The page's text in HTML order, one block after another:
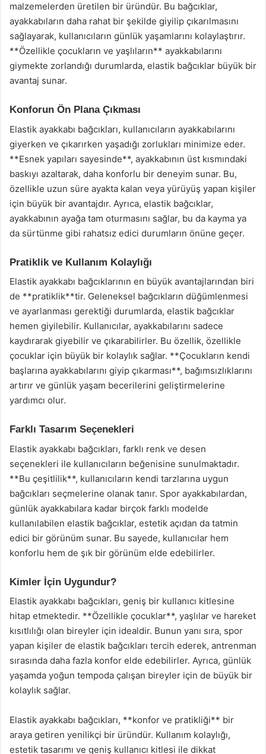
malzemelerden üretilen bir üründür. Bu bağcıklar,
ayakkabıların daha rahat bir şekilde giyilip çıkarılmasını
sağlayarak, kullanıcıların günlük yaşamlarını kolaylaştırır.
**Özellikle çocukların ve yaşlıların** ayakkabılarını
giymekte zorlandığı durumlarda, elastik bağcıklar büyük bir
avantaj sunar.
Konforun Ön Plana Çıkması
Elastik ayakkabı bağcıkları, kullanıcıların ayakkabılarını
giyerken ve çıkarırken yaşadığı zorlukları minimize eder.
**Esnek yapıları sayesinde**, ayakkabının üst kısmındaki
baskıyı azaltarak, daha konforlu bir deneyim sunar. Bu,
özellikle uzun süre ayakta kalan veya yürüyüş yapan kişiler
için büyük bir avantajdır. Ayrıca, elastik bağcıklar,
ayakkabının ayağa tam oturmasını sağlar, bu da kayma ya
da sürtünme gibi rahatsız edici durumların önüne geçer.
Pratiklik ve Kullanım Kolaylığı
Elastik ayakkabı bağcıklarının en büyük avantajlarından biri
de **pratiklik**tir. Geleneksel bağcıkların düğümlenmesi
ve ayarlanması gerektiği durumlarda, elastik bağcıklar
hemen giyilebilir. Kullanıcılar, ayakkabılarını sadece
kaydırarak giyebilir ve çıkarabilirler. Bu özellik, özellikle
çocuklar için büyük bir kolaylık sağlar. **Çocukların kendi
başlarına ayakkabılarını giyip çıkarması**, bağımsızlıklarını
artırır ve günlük yaşam becerilerini geliştirmelerine
yardımcı olur.
Farklı Tasarım Seçenekleri
Elastik ayakkabı bağcıkları, farklı renk ve desen
seçenekleri ile kullanıcıların beğenisine sunulmaktadır.
**Bu çeşitlilik**, kullanıcıların kendi tarzlarına uygun
bağcıkları seçmelerine olanak tanır. Spor ayakkabılardan,
günlük ayakkabılara kadar birçok farklı modelde
kullanılabilen elastik bağcıklar, estetik açıdan da tatmin
edici bir görünüm sunar. Bu sayede, kullanıcılar hem
konforlu hem de şık bir görünüm elde edebilirler.
Kimler İçin Uygundur?
Elastik ayakkabı bağcıkları, geniş bir kullanıcı kitlesine
hitap etmektedir. **Özellikle çocuklar**, yaşlılar ve hareket
kısıtlılığı olan bireyler için idealdir. Bunun yanı sıra, spor
yapan kişiler de elastik bağcıkları tercih ederek, antrenman
sırasında daha fazla konfor elde edebilirler. Ayrıca, günlük
yaşamda yoğun tempoda çalışan bireyler için de büyük bir
kolaylık sağlar.
Elastik ayakkabı bağcıkları, **konfor ve pratikliği** bir
araya getiren yenilikçi bir üründür. Kullanım kolaylığı,
estetik tasarımı ve geniş kullanıcı kitlesi ile dikkat